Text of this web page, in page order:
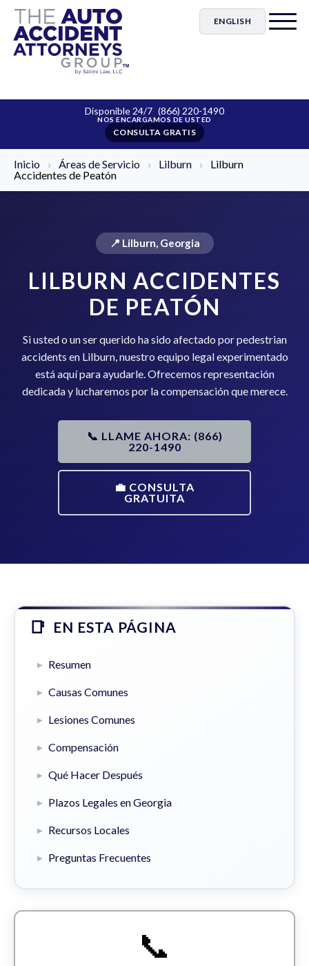
ENGLISH
Disponible 24/7 (866) 220-1490
CONSULTA GRATIS
Inicio › Áreas de Servicio › Lilburn ›
Lilburn
Accidentes de Peatón
📍 Lilburn, Georgia
LILBURN ACCIDENTES
DE PEATÓN
Si usted o un ser querido ha sido afectado por pedestrian
accidents en Lilburn, nuestro equipo legal experimentado
está aquí para ayudarle. Ofrecemos representación
dedicada y lucharemos por la compensación que merece.
📞 LLAME AHORA: (866)
220-1490
💼 CONSULTA
GRATUITA
EN ESTA PÁGINA
Resumen
Causas Comunes
Lesiones Comunes
Compensación
Qué Hacer Después
Plazos Legales en Georgia
Recursos Locales
Preguntas Frecuentes
📞